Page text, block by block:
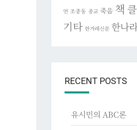
연 조중동 종교 죽음 책
기타 한겨레신문 한나
RECENT POSTS
유시민의 ABC론